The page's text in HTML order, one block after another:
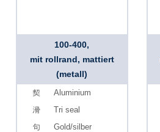
100-400,
mit rollrand, mattiert
(metall)
Aluminium
Tri seal
Gold/silber